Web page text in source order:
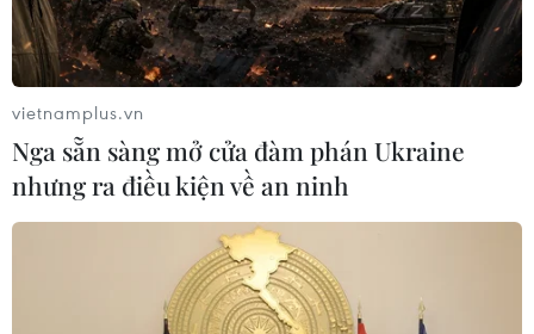
#dịch COVID-19
#Cửa khẩu quốc tế Lệ Thanh
#ăn tết ở biên cương
#giữ bình yên biên giới
Gia Lai
vietnamplus.vn
Nga sẵn sàng mở cửa đàm phán Ukraine
nhưng ra điều kiện về an ninh